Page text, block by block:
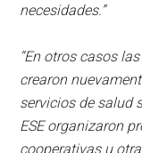
necesidades.”
“En otros casos
crearon
servicios de salud
ESE organizaron
cooperativas u